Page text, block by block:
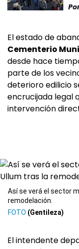
El estado de
Cementerio
desde hace
parte de los
deterioro edilicio
encrucijada legal
intervención
Así se verá el sector
remodelación.
(Gentileza)
El intendente